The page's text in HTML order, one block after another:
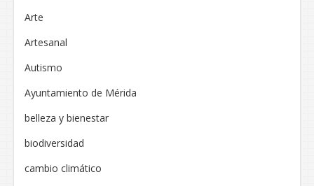
Arte
Artesanal
Autismo
Ayuntamiento de Mérida
belleza y bienestar
biodiversidad
cambio climático